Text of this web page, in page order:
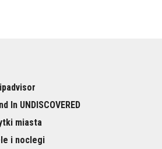
In UNDISCOVERED
miasta
i noclegi